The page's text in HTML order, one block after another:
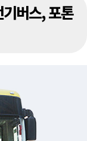
버스, 포톤